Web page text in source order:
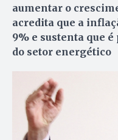
aumentar o
acredita que a
9% e sustenta que
do setor energético